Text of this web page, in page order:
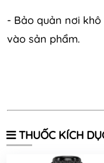
- Bảo quản nơi
vào sản phẩm.
THUỐC KÍCH